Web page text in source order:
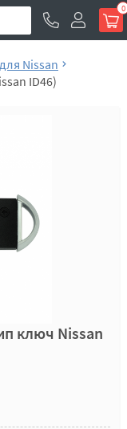
0
Nissan
ID46)
ключ Nissan